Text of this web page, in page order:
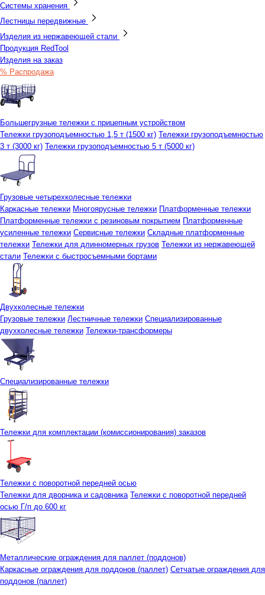
Системы хранения
Лестницы передвижные
Изделия из нержавеющей стали
Продукция RedTool
Изделия на заказ
% Распродажа
Большегрузные тележки с прицепным устройством
Тележки грузоподъемностью 1,5 т (1500 кг) Тележки грузоподъемностью
3 т (3000 кг) Тележки грузоподъемностью 5 т (5000 кг)
Грузовые четырехколесные тележки
Каркасные тележки Многоярусные тележки Платформенные тележки
Платформенные тележки с резиновым покрытием Платформенные
усиленные тележки Сервисные тележки Складные платформенные
тележки Тележки для длинномерных грузов Тележки из нержавеющей
стали Тележки с быстросъемными бортами
Двухколесные тележки
Грузовые тележки Лестничные тележки Специализированные
двухколесные тележки Тележки-трансформеры
Специализированные тележки
Тележки для комплектации (комиссионирования) заказов
Тележки с поворотной передней осью
Тележки для дворника и садовника Тележки с поворотной передней
осью Г/п до 600 кг
Металлические ограждения для паллет (поддонов)
Каркасные ограждения для поддонов (паллет) Сетчатые ограждения для
поддонов (паллет)